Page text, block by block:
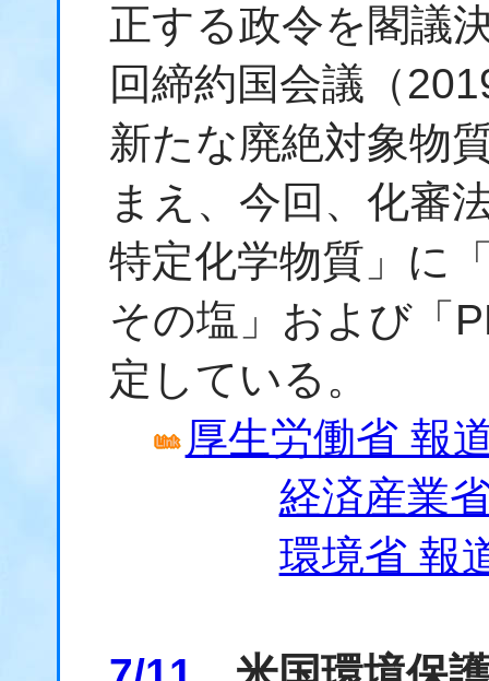
正する政令を閣議
回締約国会議（
新たな廃絶対象物
まえ、今回、化審
特定化学物質」に
その塩」および「
定している。
厚生労働省 報
経済産業
環境省 報